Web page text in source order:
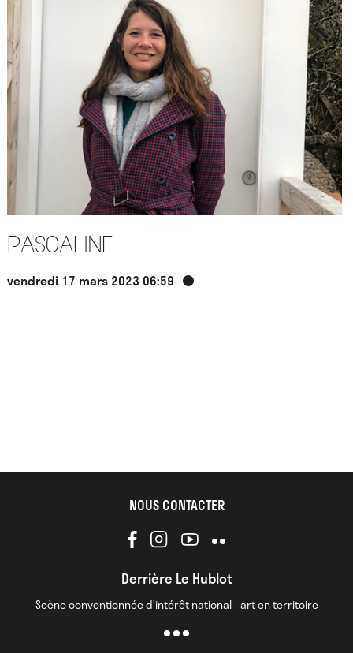
Pascaline
vendredi 17 mars 2023 06:59
NOUS CONTACTER
Derrière Le Hublot
Scène conventionnée d’intérêt national - art en territoire